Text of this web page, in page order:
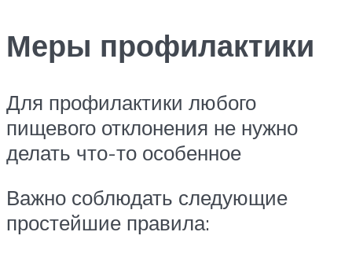
Меры профилактики
Для профилактики любого
пищевого отклонения не нужно
делать что-то особенное
Важно соблюдать следующие
простейшие правила: